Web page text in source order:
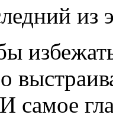
из
самое